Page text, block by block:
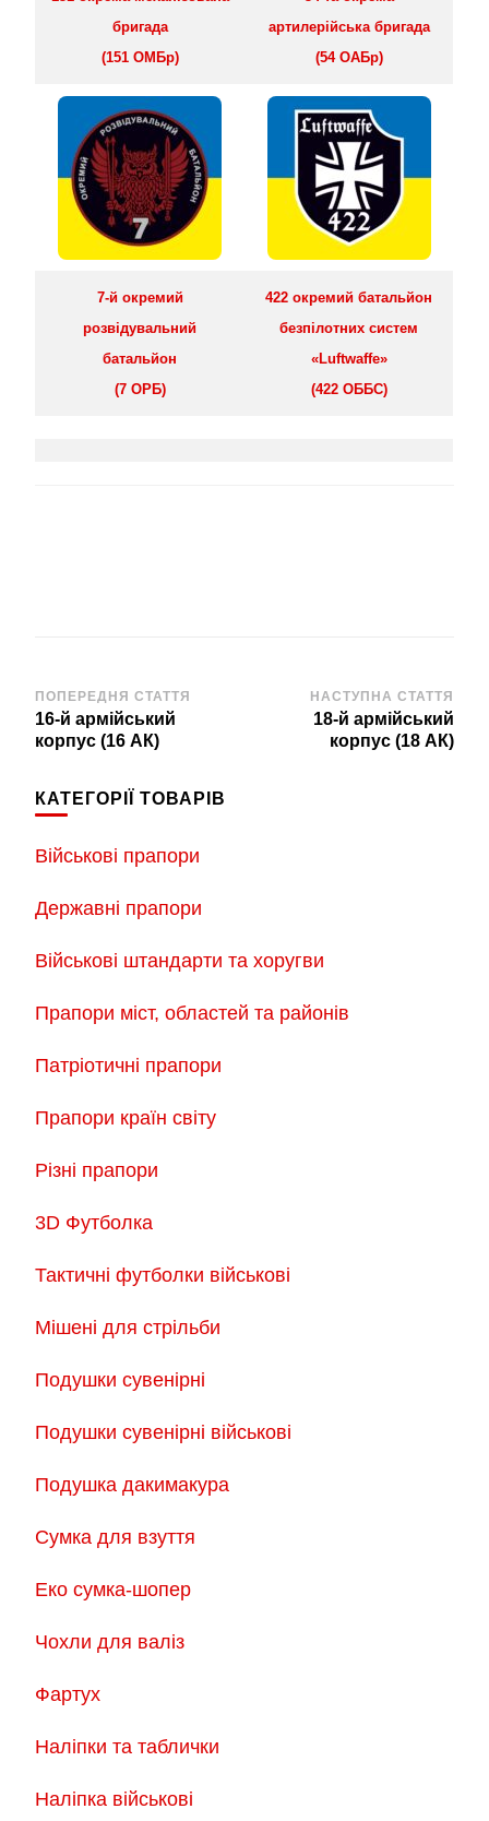
бригада
(151 ОМБр)
артилерійська бригада
(54 ОАБр)
7-й окремий
розвідувальний
батальйон
(7 ОРБ)
422 окремий батальйон
безпілотних систем
«Luftwaffe»
(422 ОББС)
Навігація
по
ПОПЕРЕДНЯ СТАТТЯ
16-й армійський
корпус (16 АК)
НАСТУПНА СТАТТЯ
18-й армійський
корпус (18 АК)
КАТЕГОРІЇ ТОВАРІВ
Військові прапори
Державні прапори
Військові штандарти та хоругви
Прапори міст, областей та районів
Патріотичні прапори
Прапори країн світу
Різні прапори
3D Футболка
Тактичні футболки військові
Мішені для стрільби
Подушки сувенірні
Подушки сувенірні військові
Подушка дакимакура
Сумка для взуття
Еко сумка-шопер
Чохли для валіз
Фартух
Наліпки та таблички
Наліпка військові